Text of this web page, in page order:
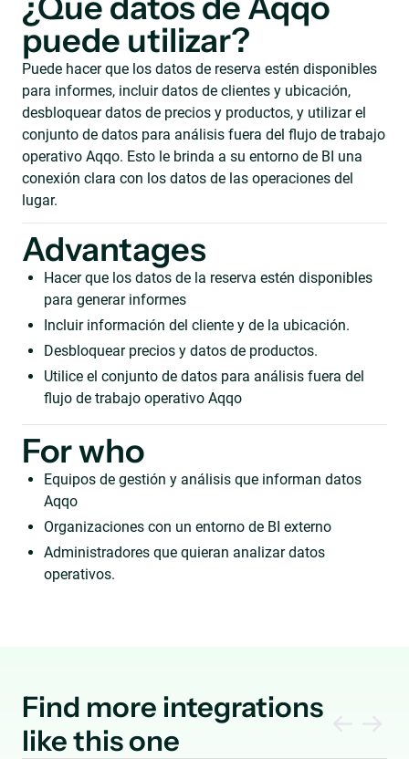
¿Qué datos de Aqqo
puede utilizar?
Puede hacer que los datos de reserva estén disponibles
para informes, incluir datos de clientes y ubicación,
desbloquear datos de precios y productos, y utilizar el
conjunto de datos para análisis fuera del flujo de trabajo
operativo Aqqo. Esto le brinda a su entorno de BI una
conexión clara con los datos de las operaciones del
lugar.
Advantages
Hacer que los datos de la reserva estén disponibles
para generar informes
Incluir información del cliente y de la ubicación.
Desbloquear precios y datos de productos.
Utilice el conjunto de datos para análisis fuera del
flujo de trabajo operativo Aqqo
For who
Equipos de gestión y análisis que informan datos
Aqqo
Organizaciones con un entorno de BI externo
Administradores que quieran analizar datos
operativos.
Find more integrations
like this one